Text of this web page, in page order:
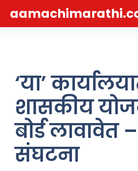
‘या’
शासकीय
बोर्ड लावावेत
संघटना